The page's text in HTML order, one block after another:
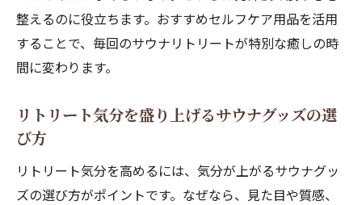
整えるのに役立ちます。おすすめセルフケア用品を活用
することで、毎回のサウナリトリートが特別な癒しの時
間に変わります。
リトリート気分を盛り上げるサウナグッズの選
び方
リトリート気分を高めるには、気分が上がるサウナグッ
ズの選び方がポイントです。なぜなら、見た目や質感、